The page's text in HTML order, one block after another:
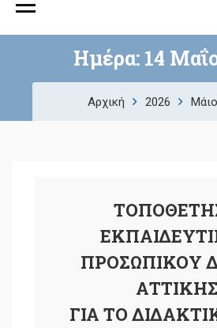
Ημέρα: 14
Αρχική 2026
ΠΡΟΣΩΠΙΚΟΥ
ΑΤΤΙΚΗΣ
ΓΙΑ ΤΟ